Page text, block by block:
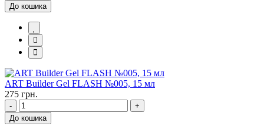
До кошика
ART Builder Gel FLASH №005, 15 мл
275 грн.
-
+
До кошика